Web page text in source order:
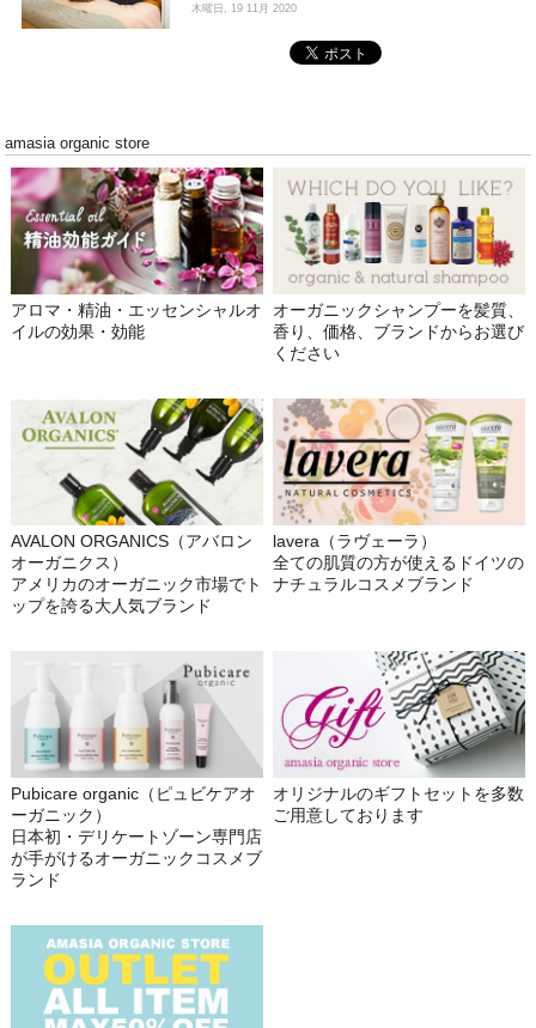
木曜日, 19 11月 2020
amasia organic store
アロマ・精油・エッセンシャルオ
イルの効果・効能
オーガニックシャンプーを髪質、
香り、価格、ブランドからお選び
ください
AVALON ORGANICS（アバロン
オーガニクス）
アメリカのオーガニック市場でト
ップを誇る大人気ブランド
lavera（ラヴェーラ）
全ての肌質の方が使えるドイツの
ナチュラルコスメブランド
Pubicare organic（ピュビケアオ
ーガニック）
日本初・デリケートゾーン専門店
が手がけるオーガニックコスメブ
ランド
オリジナルのギフトセットを多数
ご用意しております